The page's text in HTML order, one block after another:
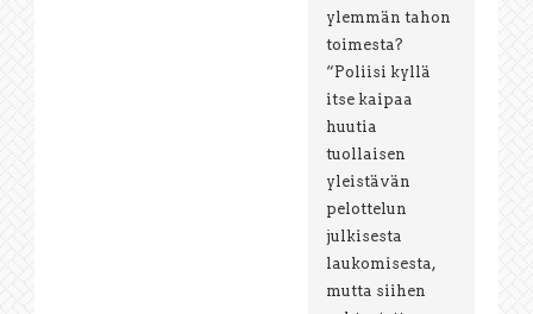
ylemmän tahon
toimesta?
“Poliisi kyllä
itse kaipaa
huutia
tuollaisen
yleistävän
pelottelun
julkisesta
laukomisesta,
mutta siihen